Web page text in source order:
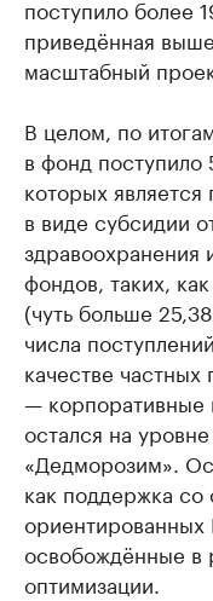
поступило более
приведённая
масштабный
В целом, по
в фонд поступило
которых
в виде субсидии
здравоохранения
фондов, таких,
(чуть больше
числа
качестве
— корпоративные
остался на
«Дедморозим».
как поддержка со
ориентированных
освобождённые в
оптимизации.